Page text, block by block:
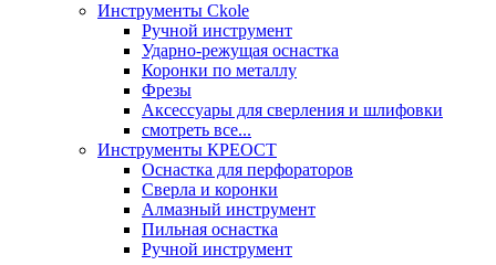
Инструменты Ckole
Ручной инструмент
Ударно‑режущая оснастка
Коронки по металлу
Фрезы
Аксессуары для сверления и шлифовки
смотреть все...
Инструменты КРЕОСТ
Оснастка для перфораторов
Сверла и коронки
Алмазный инструмент
Пильная оснастка
Ручной инструмент